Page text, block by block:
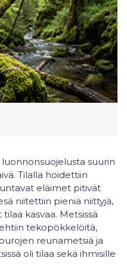
suurin
Tilalla hoidettiin
eläimet pitivät
niitettiin pieniä niittyjä,
kasvaa. Metsissä
tekopökkelöitä,
reunametsiä ja
oli tilaa sekä ihmisille